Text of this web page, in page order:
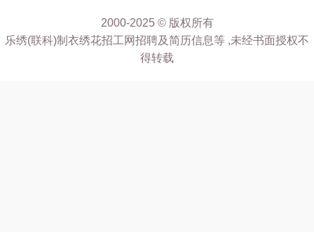
2000-2025 © 版权所有
乐绣(联科)制衣绣花招工网招聘及简历信息等 ,未经书面授权不
得转载